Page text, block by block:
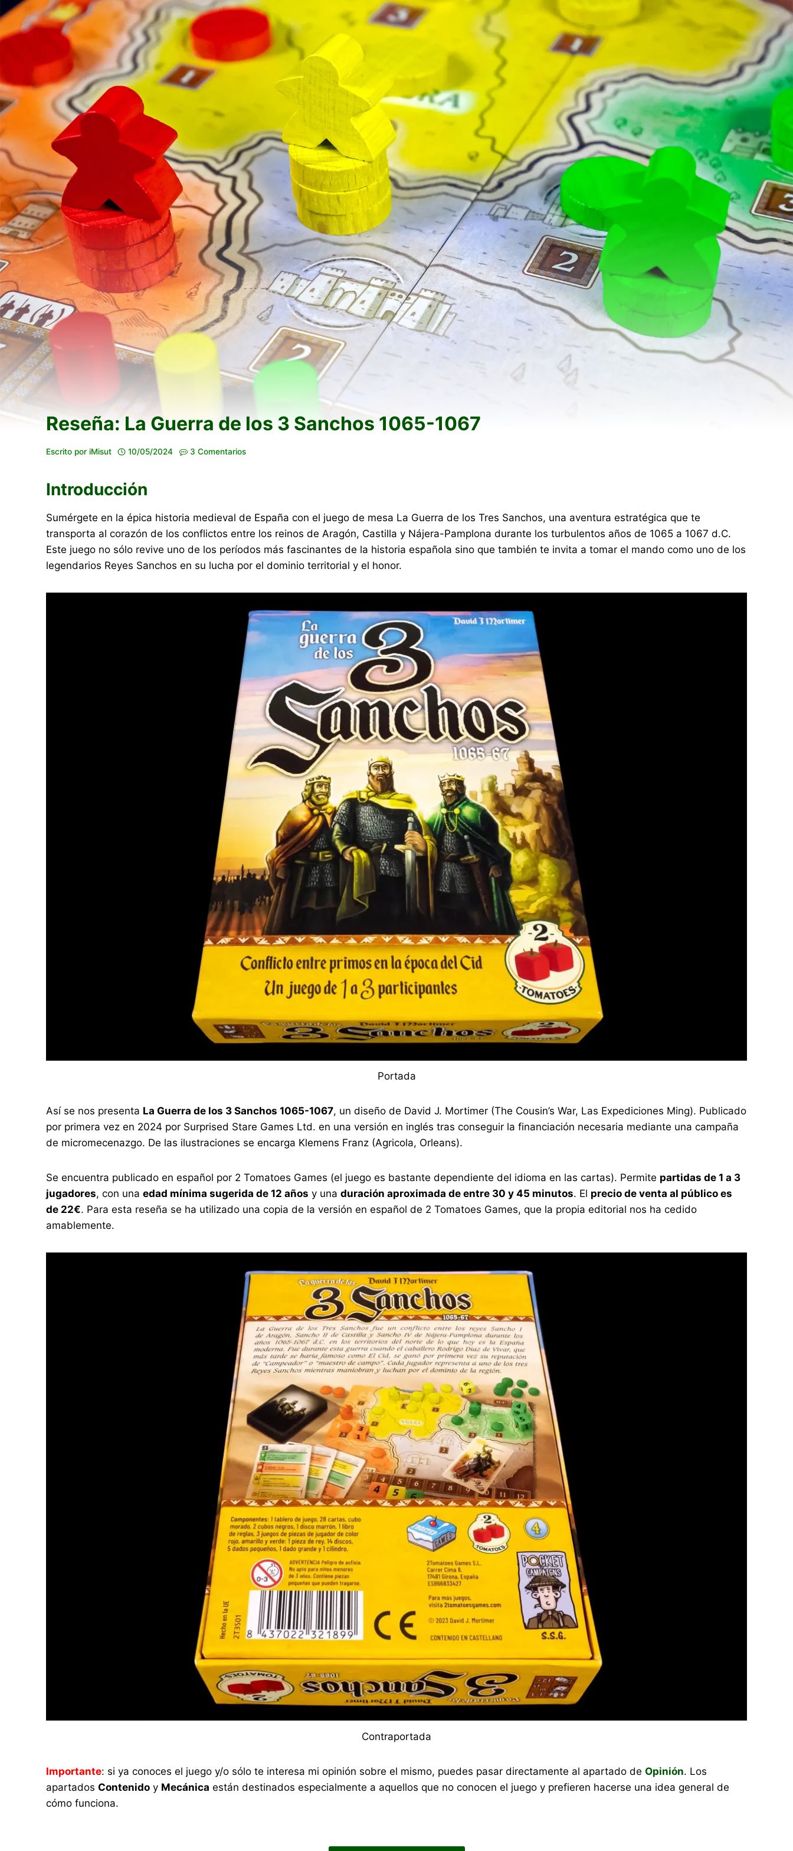
Reseña: La Guerra de los 3 Sanchos 1065-1067
Escrito por iMisut 10/05/2024 3 Comentarios
Introducción
Sumérgete en la épica historia medieval de España con el juego de mesa La Guerra de los Tres Sanchos, una aventura estratégica que te
transporta al corazón de los conflictos entre los reinos de Aragón, Castilla y Nájera-Pamplona durante los turbulentos años de 1065 a 1067 d.C.
Este juego no sólo revive uno de los períodos más fascinantes de la historia española sino que también te invita a tomar el mando como uno de los
legendarios Reyes Sanchos en su lucha por el dominio territorial y el honor.
Portada
Así se nos presenta La Guerra de los 3 Sanchos 1065-1067, un diseño de David J. Mortimer (The Cousin’s War, Las Expediciones Ming). Publicado
por primera vez en 2024 por Surprised Stare Games Ltd. en una versión en inglés tras conseguir la financiación necesaria mediante una campaña
de micromecenazgo. De las ilustraciones se encarga Klemens Franz (Agricola, Orleans).
Se encuentra publicado en español por 2 Tomatoes Games (el juego es bastante dependiente del idioma en las cartas). Permite partidas de 1 a 3
jugadores, con unaedad mínima sugerida de 12 años y unaduración aproximada de entre 30 y 45 minutos. El precio de venta al público es
de 22€. Para esta reseña se ha utilizado una copia de la versión en español de 2 Tomatoes Games, que la propia editorial nos ha cedido
amablemente.
Contraportada
Importante: si ya conoces el juego y/o sólo te interesa mi opinión sobre el mismo, puedes pasar directamente al apartado deOpinión. Los
apartadosContenido y Mecánica están destinados especialmente a aquellos que no conocen el juego y prefieren hacerse una idea general de
cómo funciona.